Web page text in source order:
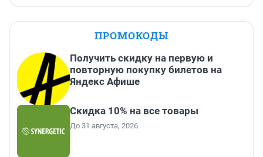
ПРОМОКОДЫ
Получить скидку на первую и
повторную покупку билетов на
Яндекс Афише
Скидка 10% на все товары
До 31 августа, 2026